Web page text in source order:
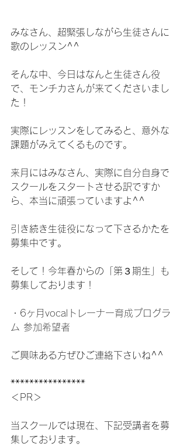
みなさん、超緊張しながら生徒さんに
歌のレッスン^^
そんな中、今日はなんと生徒さん役
で、モンチカさんが来てくださいまし
た！
実際にレッスンをしてみると、意外な
課題がみえてくるものです。
来月にはみなさん、実際に自分自身で
スクールをスタートさせる訳ですか
ら、本当に頑張っていますよ^^
引き続き生徒役になって下さるかたを
募集中です。
そして！今年春からの「第３期生」も
募集しております！
・ 6ヶ月vocalトレーナー育成プログラ
ム 参加希望者
ご興味ある方ぜひご連絡下さいね^^
****************
＜PR＞
当スクールでは現在、下記受講者を募
集しております。